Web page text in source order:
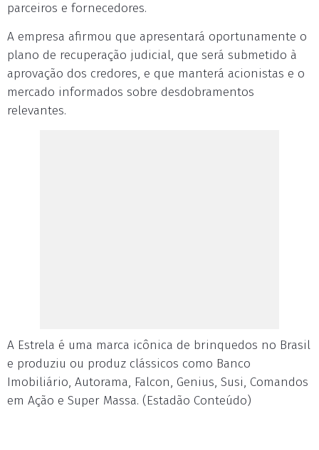
parceiros e fornecedores.
A empresa afirmou que apresentará oportunamente o
plano de recuperação judicial, que será submetido à
aprovação dos credores, e que manterá acionistas e o
mercado informados sobre desdobramentos
relevantes.
A Estrela é uma marca icônica de brinquedos no Brasil
e produziu ou produz clássicos como Banco
Imobiliário, Autorama, Falcon, Genius, Susi, Comandos
em Ação e Super Massa. (Estadão Conteúdo)